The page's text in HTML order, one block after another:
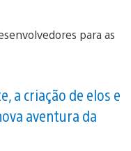
a criação de elos e
aventura da